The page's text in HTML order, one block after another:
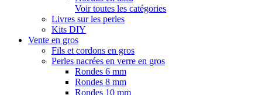
Voir toutes les catégories
Livres sur les perles
Kits DIY
Vente en gros
Fils et cordons en gros
Perles nacrées en verre en gros
Rondes 6 mm
Rondes 8 mm
Rondes 10 mm